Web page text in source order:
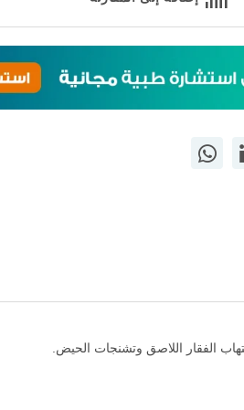
الفقار اللاصق وتشنجات الحيض.